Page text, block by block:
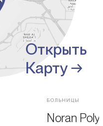
Открыть
Карту →
БОЛЬНИЦЫ
Noran